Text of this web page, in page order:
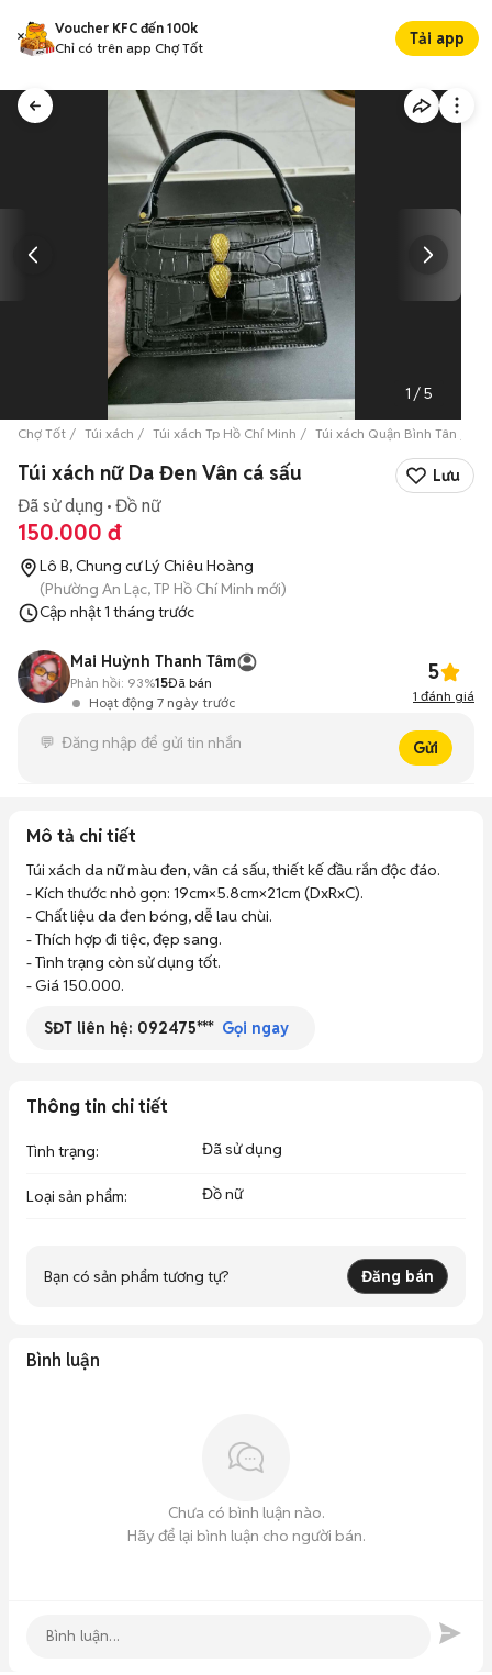
Voucher KFC đến 100k
Chỉ có trên app Chợ Tốt
Tải app
1 /5
Chợ Tốt Túi xách Túi xách Tp Hồ Chí Minh Túi xách Quận Bình Tân
Túi xách nữ Da Đen Vân cá sấu Lưu
Đã sử dụng Đồ nữ
150.000 đ
Lô B, Chung cư Lý Chiêu Hoàng
(Phường An Lạc, TP Hồ Chí Minh mới)
Cập nhật1 tháng trước
Mai Huỳnh Thanh Tâm
Hoạt động 7 ngày trước
Phản hồi: 93%15Đã bán 5
1 đánh giá
Gửi
Mô tả chi tiết
Túi xách da nữ màu đen, vân cá sấu, thiết kế đầu rắn độc đáo.
- Kích thước nhỏ gọn: 19cm×5.8cm×21cm (DxRxC).
- Chất liệu da đen bóng, dễ lau chùi.
- Thích hợp đi tiệc, đẹp sang.
- Tình trạng còn sử dụng tốt.
- Giá 150.000.
SĐT liên hệ: 092475*** Gọi ngay
Thông tin chi tiết
Tình trạng: Đã sử dụng
Loại sản phẩm: Đồ nữ
Bạn có sản phẩm tương tự? Đăng bán
Bình luận
Chưa có bình luận nào.
Hãy để lại bình luận cho người bán.